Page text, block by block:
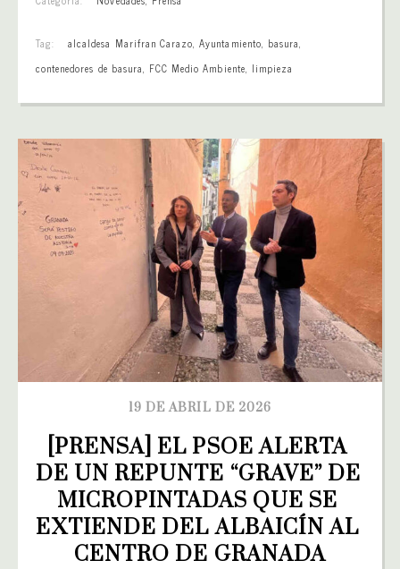
Tag: alcaldesa Marifran Carazo,Ayuntamiento, basura,
contenedores de basura, FCC Medio Ambiente, limpieza
19 DE ABRIL DE 2026
[PRENSA] EL PSOE ALERTA
DE UN REPUNTE “GRAVE” DE
MICROPINTADAS QUE SE
EXTIENDE DEL ALBAICÍN AL
CENTRO DE GRANADA